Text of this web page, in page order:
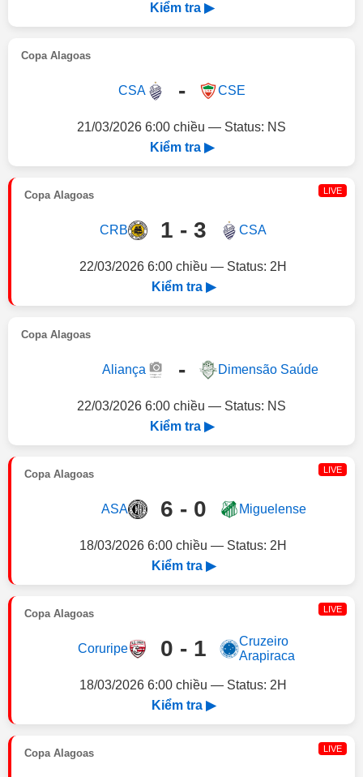
Kiểm tra ▶
Copa Alagoas
CSA - CSE
21/03/2026 6:00 chiều — Status: NS
Kiểm tra ▶
Copa Alagoas LIVE
CRB 1 - 3 CSA
22/03/2026 6:00 chiều — Status: 2H
Kiểm tra ▶
Copa Alagoas
Aliança - Dimensão Saúde
22/03/2026 6:00 chiều — Status: NS
Kiểm tra ▶
Copa Alagoas LIVE
ASA 6 - 0 Miguelense
18/03/2026 6:00 chiều — Status: 2H
Kiểm tra ▶
Copa Alagoas LIVE
Coruripe 0 - 1
Cruzeiro
Arapiraca
18/03/2026 6:00 chiều — Status: 2H
Kiểm tra ▶
Copa Alagoas LIVE